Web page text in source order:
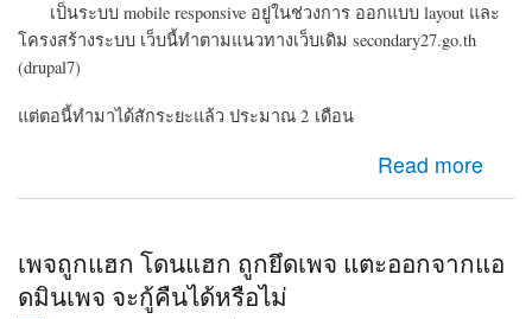
เป็นระบบ mobile responsive อยู่ในช่วงการ ออกแบบ layout และ
โครงสร้างระบบ เว็บนี้ทำตามแนวทางเว็บเดิม secondary27.go.th
(drupal7)
แต่ตอนี้ทำมาได้สักระยะแล้ว ประมาณ 2 เดือน
Read more
about Drupal 8 ระบบเครือข่ายสมาชิก ข่าวประชาสัมพันธ์
สำนักงานเขต
เพจถูกแฮก โดนแฮก ถูกยึดเพจ แตะออกจากแอ
ดมินเพจ จะกู้คืนได้หรือไม่